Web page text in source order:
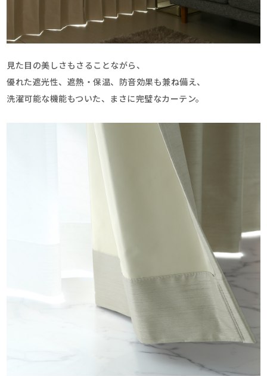
見た目の美しさもさることながら、
優れた遮光性、遮熱・保温、防音効果も兼ね備え、
洗濯可能な機能もついた、まさに完璧なカーテン。